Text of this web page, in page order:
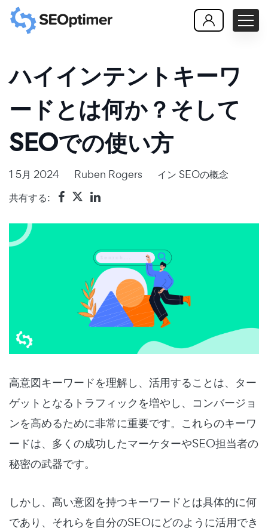
ハイインテントキーワ
ードとは何か？そして
SEOでの使い方
1 5月 2024 Ruben Rogers イン SEOの概念
共有する:
高意図キーワードを理解し、活用することは、ター
ゲットとなるトラフィックを増やし、コンバージョ
ンを高めるために非常に重要です。これらのキーワ
ードは、多くの成功したマーケターやSEO担当者の
秘密の武器です。
しかし、高い意図を持つキーワードとは具体的に何
であり、それらを自分のSEOにどのように活用でき